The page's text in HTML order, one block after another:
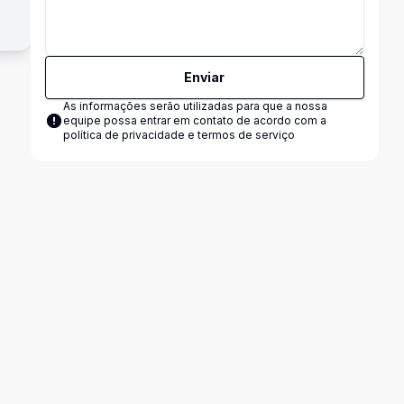
Enviar
As informações serão utilizadas para que a nossa
equipe possa entrar em contato de acordo com a
política de privacidade e termos de serviço